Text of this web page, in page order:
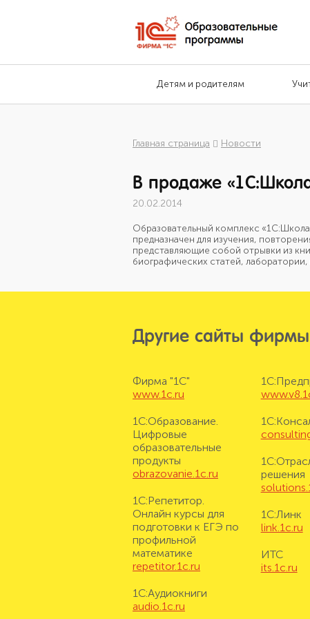
Детям и родителям
Главная страница Новости
В продаже
20.02.2014
Образовательный комплекс
предназначен для изучения,
представляющие собой отрывки из
биографических статей,
Другие сайты фирмы
Фирма "1С"
www.1c.ru
1С:Образование.
Цифровые
образовательные
продукты
obrazovanie.1c.ru
1С:Репетитор.
Онлайн курсы для
подготовки к ЕГЭ по
профильной
математике
repetitor.1c.ru
1С:Аудиокниги
audio.1c.ru
решения
1С:Линк
link.1c.ru
ИТС
its.1c.ru